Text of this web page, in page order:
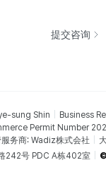
提交咨询
sung Shin
Business
Permit Number
务商: Wadiz株式会社
242号 PDC A栋402室